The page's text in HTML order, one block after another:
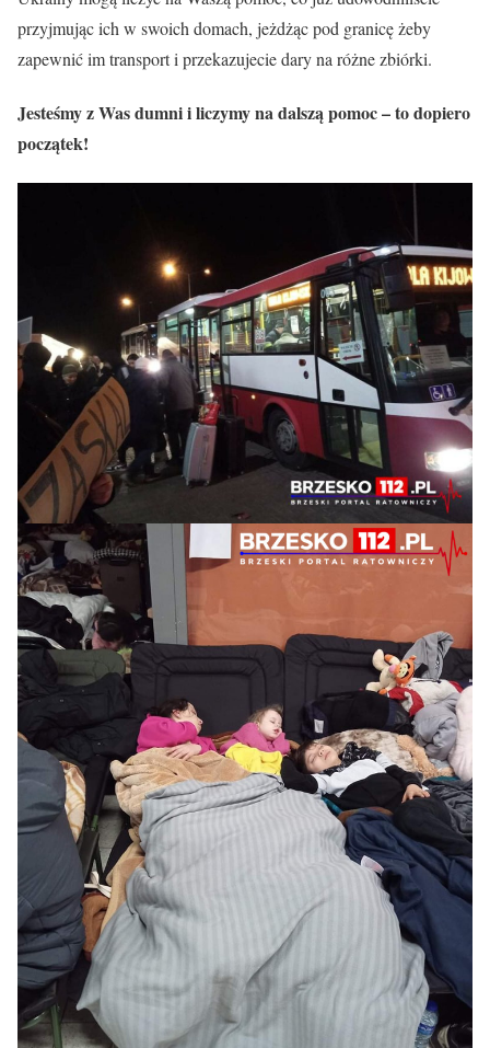
przyjmując ich w swoich domach, jeżdżąc pod granicę żeby
zapewnić im transport i przekazujecie dary na różne zbiórki.
Jesteśmy z Was dumni i liczymy na dalszą pomoc– to dopiero
początek!